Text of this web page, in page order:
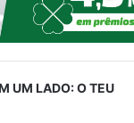
UM LADO: O TEU